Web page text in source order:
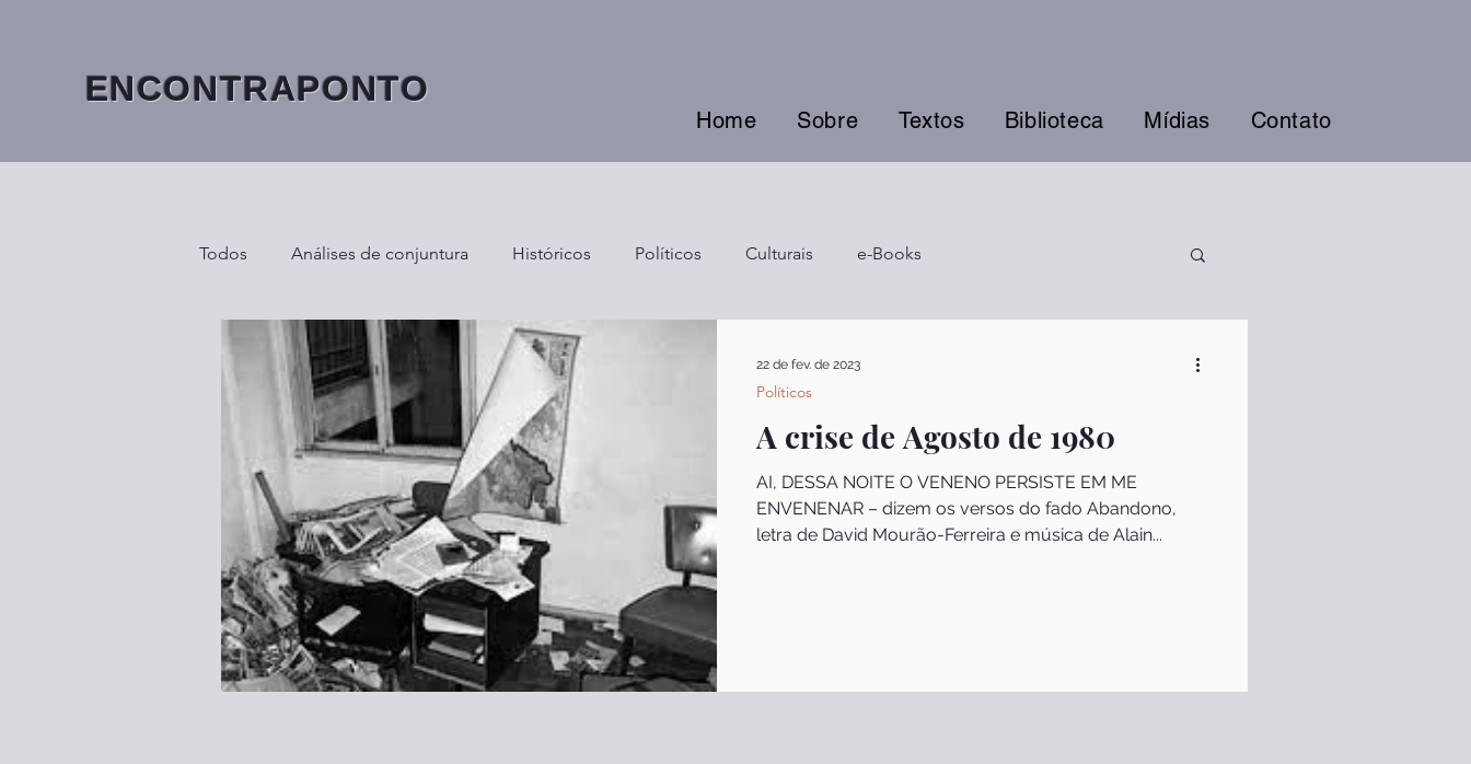
ENCONTRAPONTO
Home Sobre Textos Biblioteca Mídias Contato
Todos Análises de conjuntura Históricos Políticos Culturais e-Books
A crise de Agosto de 1980
AI, DESSA NOITE O VENENO PERSISTE EM ME
ENVENENAR – dizem os versos do fado Abandono,
letra de David Mourão-Ferreira e música de Alain...
Políticos
22 de fev. de 2023